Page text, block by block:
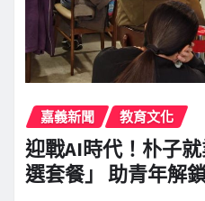
嘉義新聞 教育文化
迎戰AI時代！朴子
選套餐」 助青年解